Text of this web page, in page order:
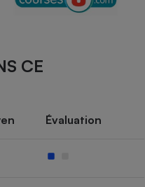
CE
Évaluation
Climatiseur -